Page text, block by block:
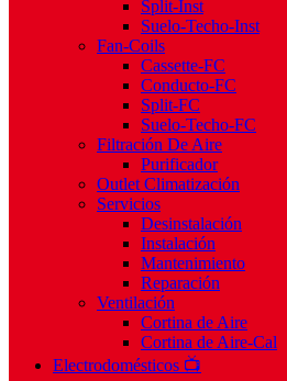
Split-Inst
Suelo-Techo-Inst
Fan-Coils
Cassette-FC
Conducto-FC
Split-FC
Suelo-Techo-FC
Filtración De Aire
Purificador
Outlet Climatización
Servicios
Desinstalación
Instalación
Mantenimiento
Reparación
Ventilación
Cortina de Aire
Cortina de Aire-Cal
Electrodomésticos 📺